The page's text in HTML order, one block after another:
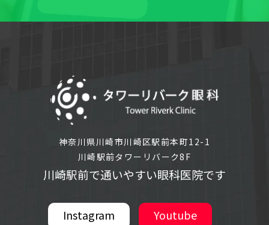
神奈川県川崎市川崎区駅前本町12-1
川崎駅前タワーリバーク8F
川崎駅前で通いやすい眼科医院です
Instagram Youtube